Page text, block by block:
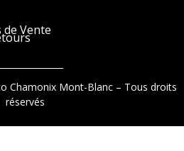
Vente
Chamonix Mont-Blanc – Tous droits
réservés